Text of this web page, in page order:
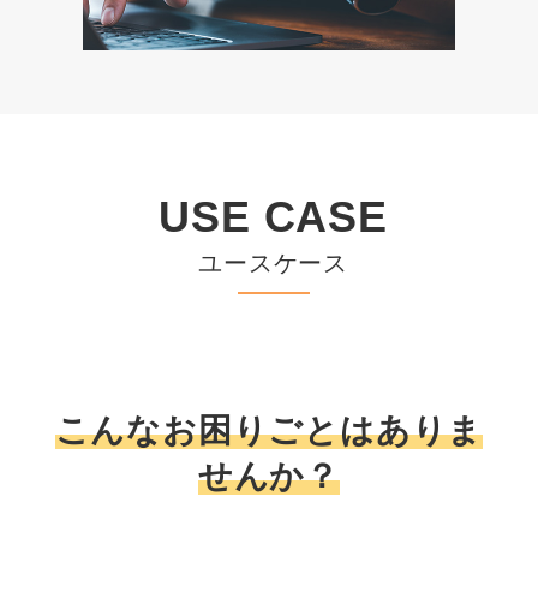
USE CASE
ユースケース
こんなお困りごとはありま
せんか？